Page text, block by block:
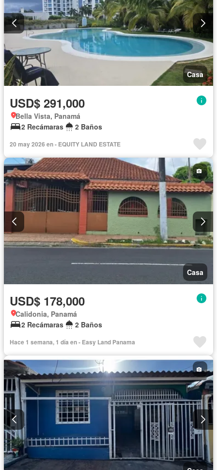
Casa
USD$ 291,000
Bella Vista, Panamá
2 Recámaras
2 Baños
20 may 2026 en - EQUITY LAND ESTATE
Casa
USD$ 178,000
Calidonia, Panamá
2 Recámaras
2 Baños
Hace 1 semana, 1 día en - Easy Land Panama